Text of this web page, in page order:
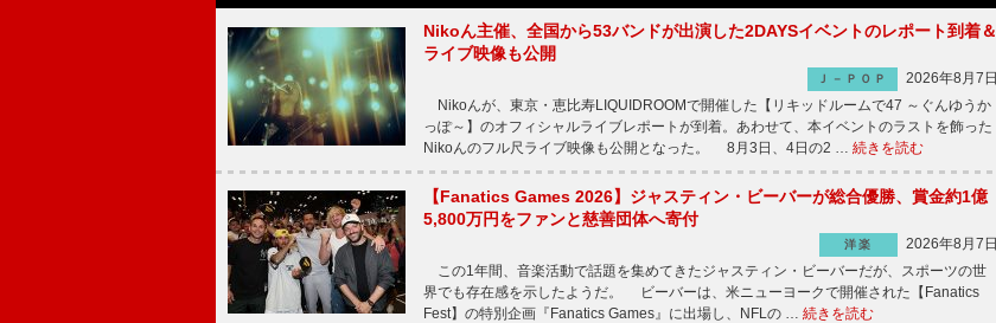
Nikoん主催、全国から53バンドが出演した2DAYSイベントのレポート到着＆
ライブ映像も公開
Ｊ－ＰＯＰ
2026年8月7日
Nikoんが、東京・恵比寿LIQUIDROOMで開催した【リキッドルームで47 ～ぐんゆうか
っぽ～】のオフィシャルライブレポートが到着。あわせて、本イベントのラストを飾った
Nikoんのフル尺ライブ映像も公開となった。 8月3日、4日の2 … 続きを読む
【Fanatics Games 2026】ジャスティン・ビーバーが総合優勝、賞金約1億
5,800万円をファンと慈善団体へ寄付
洋楽
2026年8月7日
この1年間、音楽活動で話題を集めてきたジャスティン・ビーバーだが、スポーツの世
界でも存在感を示したようだ。 ビーバーは、米ニューヨークで開催された【Fanatics
Fest】の特別企画『Fanatics Games』に出場し、NFLの … 続きを読む